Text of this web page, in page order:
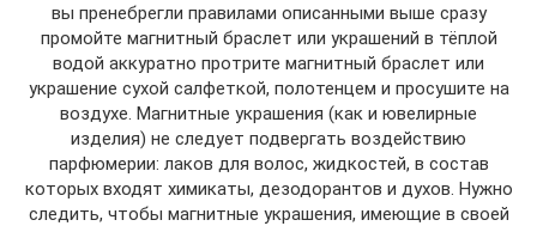
вы пренебрегли правилами описанными выше сразу
промойте магнитный браслет или украшений в тёплой
водой аккуратно протрите магнитный браслет или
украшение сухой салфеткой, полотенцем и просушите на
воздухе. Магнитные украшения (как и ювелирные
изделия) не следует подвергать воздействию
парфюмерии: лаков для волос, жидкостей, в состав
которых входят химикаты, дезодорантов и духов. Нужно
следить, чтобы магнитные украшения, имеющие в своей